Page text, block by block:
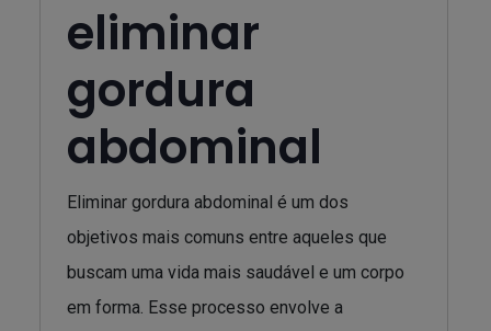
eliminar
gordura
abdominal
Eliminar gordura abdominal é um dos
objetivos mais comuns entre aqueles que
buscam uma vida mais saudável e um corpo
em forma. Esse processo envolve a